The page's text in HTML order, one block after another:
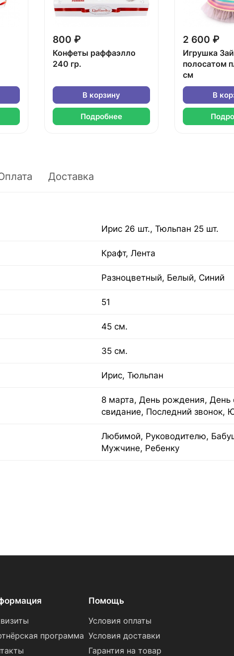
800 ₽
Конфеты раффаэлло
240 гр.
В корзину
Подробнее
2 600 ₽
Игрушка
полосатом
см
В
Доставка
Ирис 26 шт., Тюльпан 25 шт.
Крафт, Лента
Разноцветный, Белый, Синий
51
45 см.
35 см.
Ирис, Тюльпан
8 марта, День рождения, День
свидание, Последний звонок,
Любимой, Руководителю,
Мужчине, Ребенку
программа
Помощь
Условия оплаты
Условия доставки
Гарантия на товар